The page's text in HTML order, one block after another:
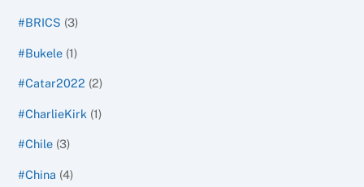
#BRICS (3)
#Bukele (1)
#Catar2022 (2)
#CharlieKirk (1)
#Chile (3)
#China (4)